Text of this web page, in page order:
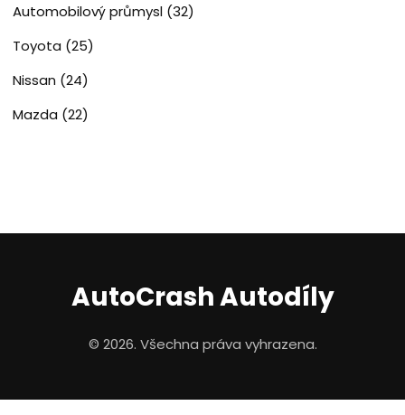
Automobilový průmysl (32)
Toyota (25)
Nissan (24)
Mazda (22)
AutoCrash Autodíly
© 2026. Všechna práva vyhrazena.